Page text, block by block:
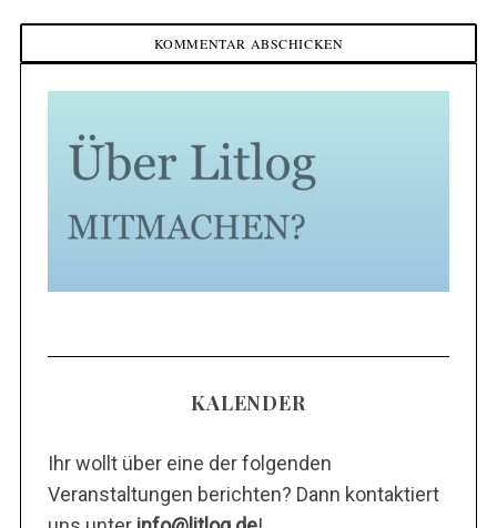
KALENDER
Ihr wollt über eine der folgenden
Veranstaltungen berichten? Dann kontaktiert